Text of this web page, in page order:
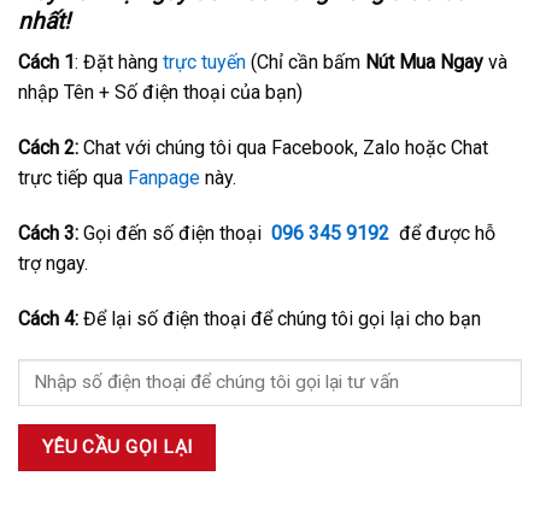
nhất!
Cách 1 : Đặt hàng trực tuyến (Chỉ cần bấm Nút Mua Ngay và
nhập Tên + Số điện thoại của bạn)
Cách 2: Chat với chúng tôi qua Facebook, Zalo hoặc Chat
trực tiếp qua Fanpage này.
Cách 3: Gọi đến số điện thoại 096 345 9192 để được hỗ
trợ ngay.
Cách 4: Để lại số điện thoại để chúng tôi gọi lại cho bạn